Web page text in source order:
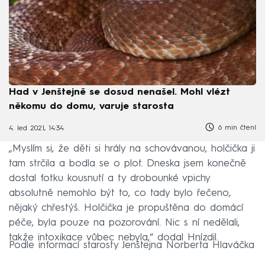
Had v Jenštejně se dosud nenašel. Mohl vlézt
někomu do domu, varuje starosta
4. led 2021, 14:34 6 min čtení
„Myslím si, že děti si hrály na schovávanou, holčička ji
tam strčila a bodla se o plot. Dneska jsem konečně
dostal fotku kousnutí a ty drobounké vpichy
absolutně nemohlo být to, co tady bylo řečeno,
nějaký chřestýš. Holčička je propuštěna do domácí
péče, byla pouze na pozorování. Nic s ní nedělali,
takže intoxikace vůbec nebyla,“ dodal Hnízdil.
Podle informací starosty Jenštejna Norberta Hlaváčka